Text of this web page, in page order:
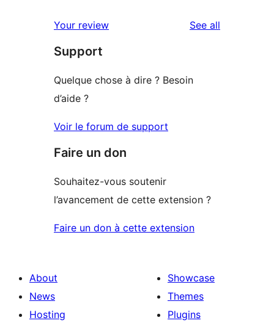
reviews
star
reviews
Your review See all
Support
Quelque chose à dire ? Besoin
d’aide ?
Voir le forum de support
Faire un don
Souhaitez-vous soutenir
l’avancement de cette extension ?
Faire un don à cette extension
About
News
Hosting
Showcase
Themes
Plugins